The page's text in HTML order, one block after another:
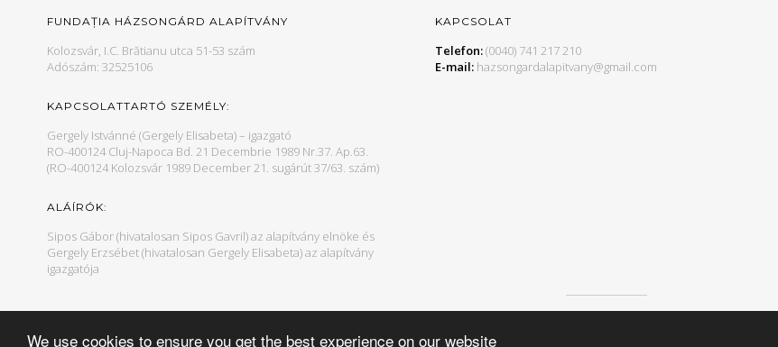
We use cookies to ensure you get the best experience on our website
FUNDAȚIA HÁZSONGÁRD ALAPÍTVÁNY
Kolozsvár, I.C. Brătianu utca 51-53 szám
Adószám: 32525106
KAPCSOLATTARTÓ SZEMÉLY:
Gergely Istvánné (Gergely Elisabeta) – igazgató
RO-400124 Cluj-Napoca Bd. 21 Decembrie 1989 Nr.37. Ap.63.
(RO-400124 Kolozsvár 1989 December 21. sugárút 37/63. szám)
ALÁÍRÓK:
Sipos Gábor (hivatalosan Sipos Gavril) az alapítvány elnöke és
Gergely Erzsébet (hivatalosan Gergely Elisabeta) az alapítvány
igazgatója
KAPCSOLAT
Telefon:(0040) 741 217 210
E-mail: hazsongardalapitvany@gmail.com